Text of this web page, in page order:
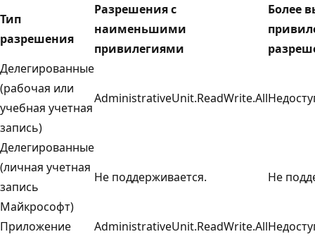
Тип
разрешения
Разрешения с
наименьшими
привилегиями
Более
Делегированные
(рабочая или
учебная учетная
запись)
AdministrativeUnit.ReadWrite.All
Делегированные
(личная учетная
запись
Майкрософт)
Не поддерживается. Не
Приложение AdministrativeUnit.ReadWrite.All